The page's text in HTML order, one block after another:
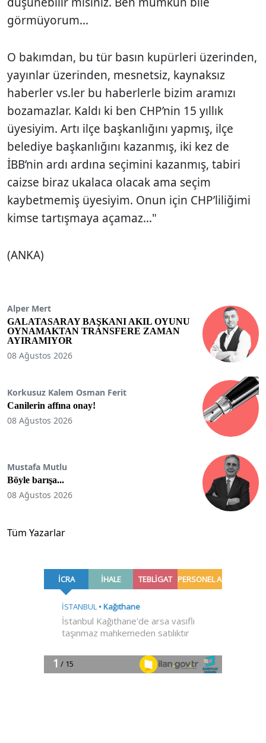
görmüyorum...
O bakımdan, bu tür basın kupürleri üzerinden,
yayınlar üzerinden, mesnetsiz, kaynaksız
haberler vs.ler bu haberlerle bizim aramızı
bozamazlar. Kaldı ki ben CHP’nin 15 yıllık
üyesiyim. Artı ilçe başkanlığını yapmış, ilçe
belediye başkanlığını kazanmış, iki kez de
İBB’nin ardı ardına seçimini kazanmış, tabiri
caizse biraz ukalaca olacak ama seçim
kaybetmemiş üyesiyim. Onun için CHP’liliğimi
kimse tartışmaya açamaz…"
(ANKA)
Alper Mert
GALATASARAY BAŞKANI AKIL OYUNU
OYNAMAKTAN TRANSFERE ZAMAN
AYIRAMIYOR
08 Ağustos 2026
Korkusuz Kalem Osman Ferit
Canilerin affına onay!
08 Ağustos 2026
Mustafa Mutlu
Böyle barışa...
08 Ağustos 2026
Tüm Yazarlar